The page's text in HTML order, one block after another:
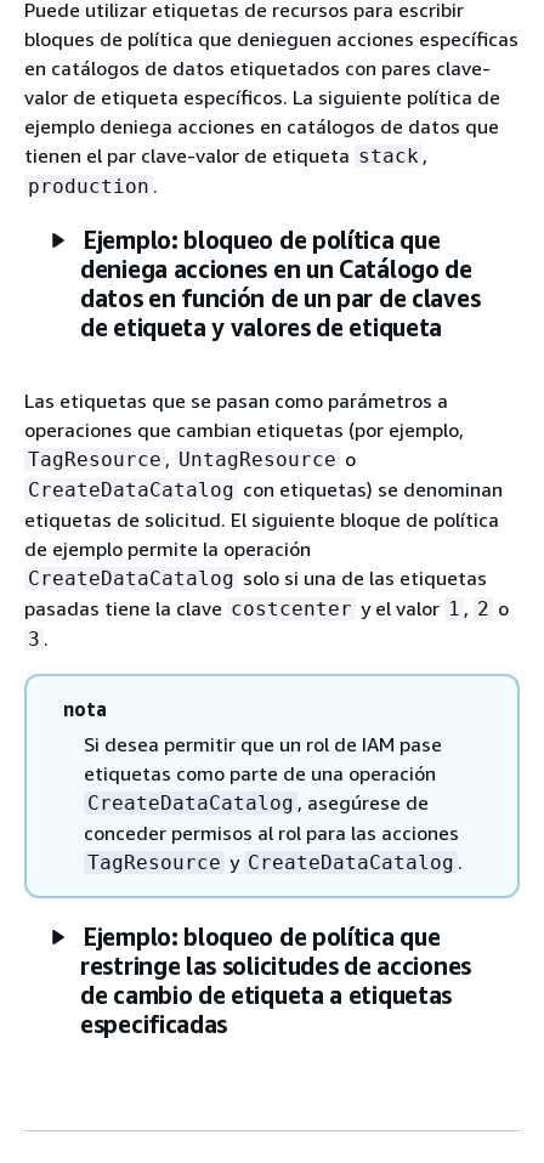
Puede utilizar etiquetas de recursos para escribir
bloques de política que denieguen acciones específicas
en catálogos de datos etiquetados con pares clave-
valor de etiqueta específicos. La siguiente política de
ejemplo deniega acciones en catálogos de datos que
tienen el par clave-valor de etiqueta stack ,
production .
Ejemplo: bloqueo de política que
deniega acciones en un Catálogo de
datos en función de un par de claves
de etiqueta y valores de etiqueta
Las etiquetas que se pasan como parámetros a
operaciones que cambian etiquetas (por ejemplo,
TagResource , UntagResource o
CreateDataCatalog con etiquetas) se denominan
etiquetas de solicitud. El siguiente bloque de política
de ejemplo permite la operación
CreateDataCatalog solo si una de las etiquetas
pasadas tiene la clave costcenter y el valor 1 , 2 o
3 .
nota
Si desea permitir que un rol de IAM pase
etiquetas como parte de una operación
CreateDataCatalog , asegúrese de
conceder permisos al rol para las acciones
TagResource y CreateDataCatalog .
Ejemplo: bloqueo de política que
restringe las solicitudes de acciones
de cambio de etiqueta a etiquetas
especificadas